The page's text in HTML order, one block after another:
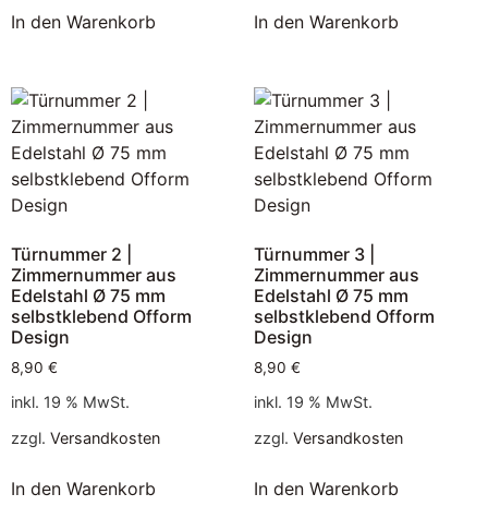
In den Warenkorb In den Warenkorb
Türnummer 2 |
Zimmernummer aus
Edelstahl Ø 75 mm
selbstklebend Ofform
Design
8,90 €
inkl. 19 % MwSt.
zzgl. Versandkosten
In den Warenkorb
Türnummer 3 |
Zimmernummer aus
Edelstahl Ø 75 mm
selbstklebend Ofform
Design
8,90 €
inkl. 19 % MwSt.
zzgl. Versandkosten
In den Warenkorb